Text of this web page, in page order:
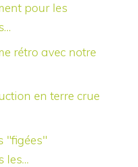
pour les
rétro avec notre
en terre crue
"figées"
les…